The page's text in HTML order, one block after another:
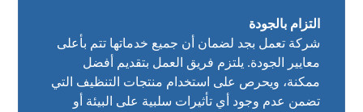
التزام بالجودة
شركة تعمل بجد لضمان أن جميع خدماتها تتم بأعلى
معايير الجودة. يلتزم فريق العمل بتقديم أفضل
ممكنة، ويحرص على استخدام منتجات التنظيف التي
تضمن عدم وجود أي تأثيرات سلبية على البيئة أو